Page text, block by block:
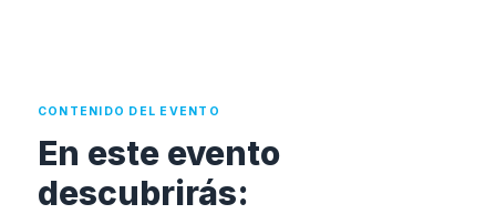
CONTENIDO DEL EVENTO
En este evento
descubrirás: